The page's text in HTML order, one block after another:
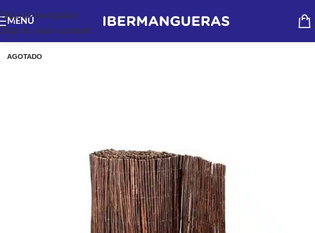
Skip to navigation
Skip to main content
MENÚ
AGOTADO